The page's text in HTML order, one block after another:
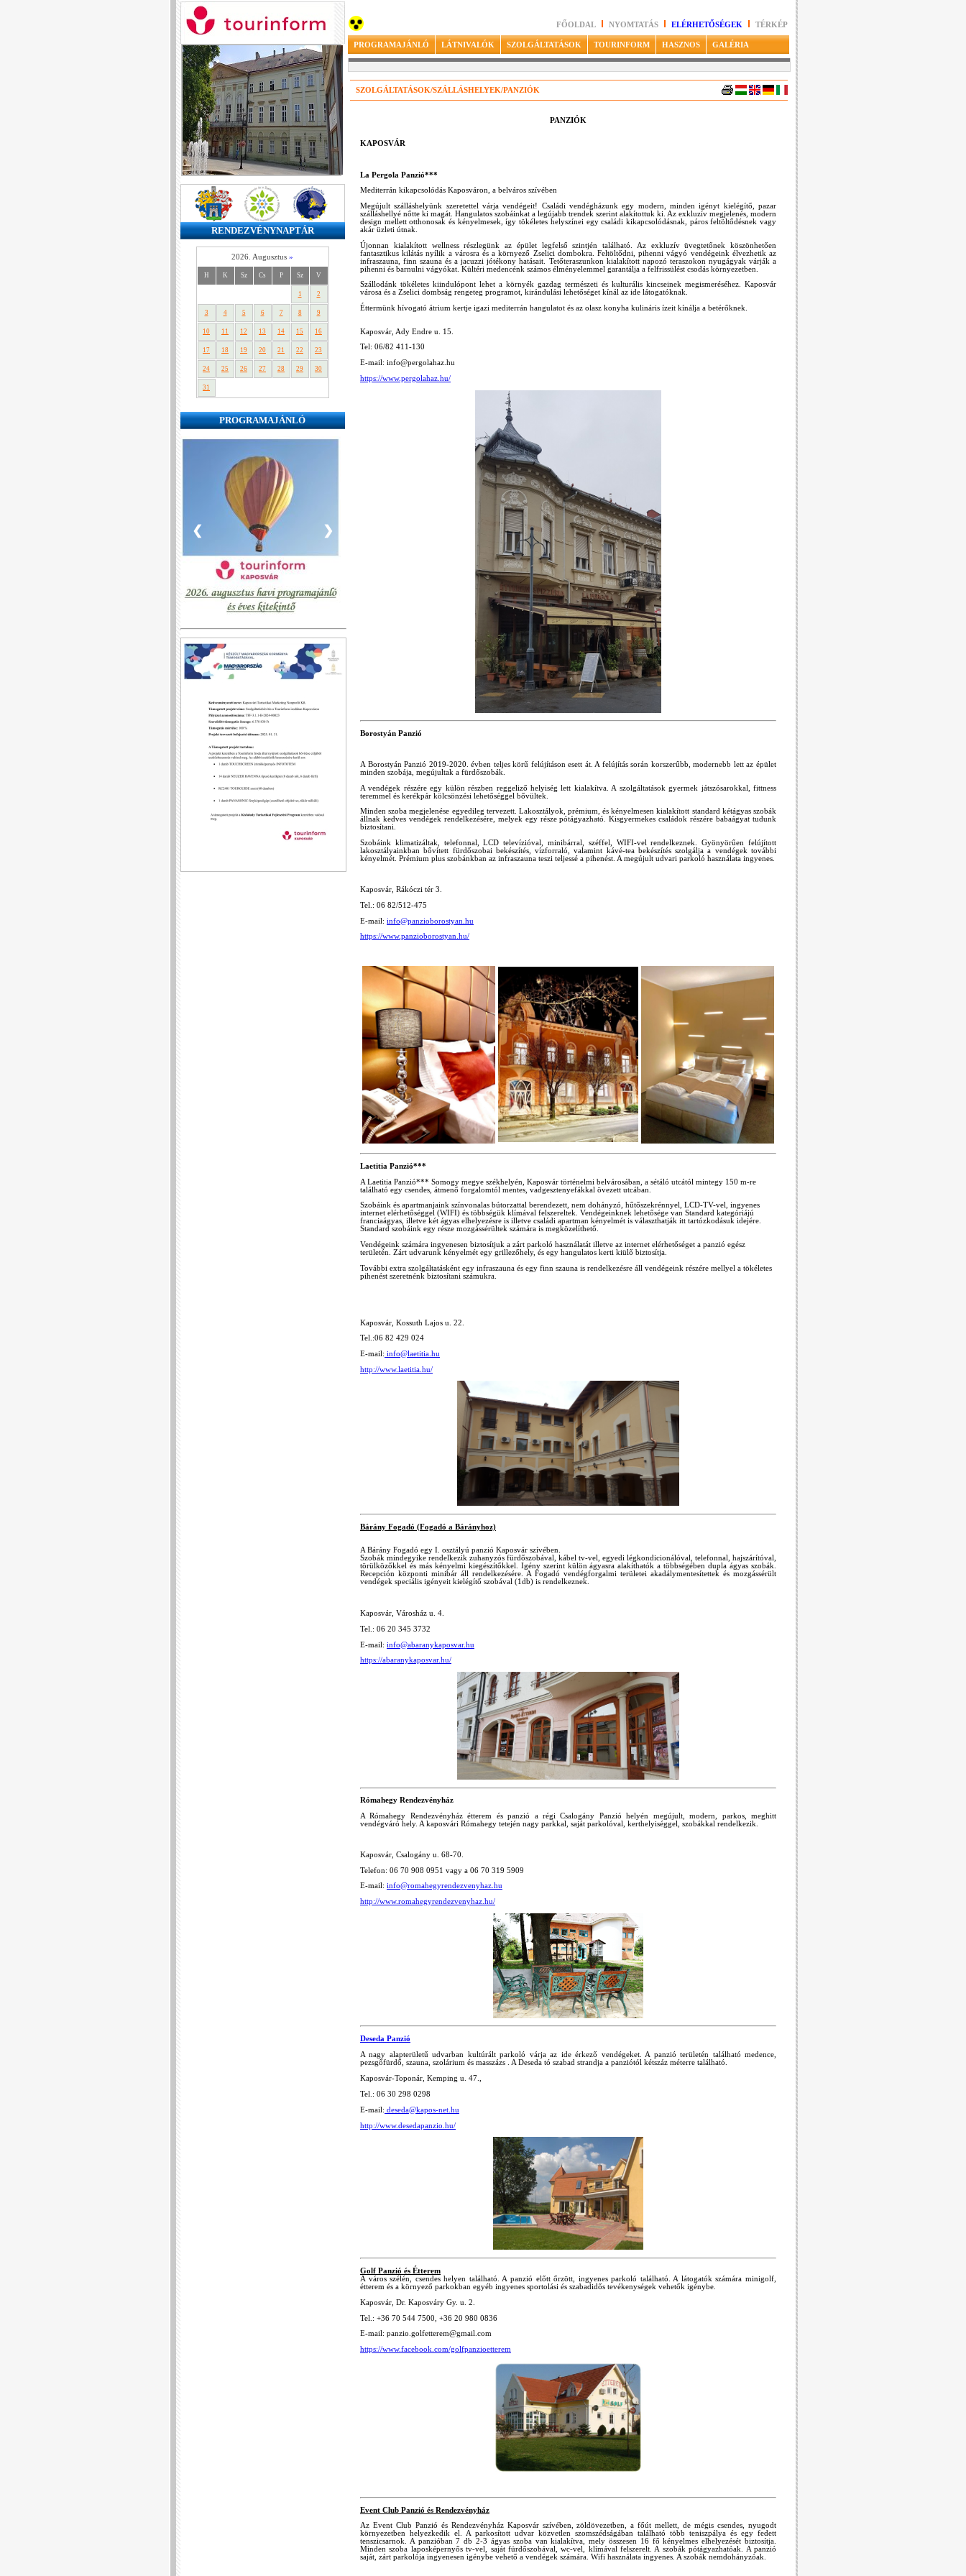
RENDEZVÉNYNAPTÁR
2026. Augusztus »
H K Sz Cs P Sz V
1 2
3 4 5 6 7 8 9
10 11 12 13 14 15 16
17 18 19 20 21 22 23
24 25 26 27 28 29 30
31
PROGRAMAJÁNLÓ
❮ ❯
FŐOLDAL NYOMTATÁS ELÉRHETŐSÉGEK TÉRKÉP
PROGRAMAJÁNLÓ LÁTNIVALÓK SZOLGÁLTATÁSOK TOURINFORM HASZNOS GALÉRIA
SZOLGÁLTATÁSOK/SZÁLLÁSHELYEK/PANZIÓK
PANZIÓK
KAPOSVÁR
La Pergola Panzió***
Mediterrán kikapcsolódás Kaposváron, a belváros szívében
Megújult szálláshelyünk szeretettel várja vendégeit! Családi vendégházunk egy modern, minden igényt kielégítő, pazar
szálláshellyé nőtte ki magát. Hangulatos szobáinkat a legújabb trendek szerint alakítottuk ki. Az exkluzív megjelenés, modern
design mellett otthonosak és kényelmesek, így tökéletes helyszínei egy családi kikapcsolódásnak, páros feltöltődésnek vagy
akár üzleti útnak.
Újonnan kialakított wellness részlegünk az épület legfelső szintjén található. Az exkluzív üvegtetőnek köszönhetően
fantasztikus kilátás nyílik a városra és a környező Zselici dombokra. Feltöltődni, pihenni vágyó vendégeink élvezhetik az
infraszauna, finn szauna és a jacuzzi jótékony hatásait. Tetőteraszunkon kialakított napozó teraszokon nyugágyak várják a
pihenni és barnulni vágyókat. Kültéri medencénk számos élményelemmel garantálja a felfrissülést csodás környezetben.
Szállodánk tökéletes kiindulópont lehet a környék gazdag természeti és kulturális kincseinek megismeréséhez. Kaposvár
városa és a Zselici dombság rengeteg programot, kirándulási lehetőséget kínál az ide látogatóknak.
Éttermünk hívogató átrium kertje igazi mediterrán hangulatot és az olasz konyha kulináris ízeit kínálja a betérőknek.
Kaposvár, Ady Endre u. 15.
Tel: 06/82 411-130
E-mail: info@pergolahaz.hu
https://www.pergolahaz.hu/
Borostyán Panzió
A Borostyán Panzió 2019-2020. évben teljes körű felújításon esett át. A felújítás során korszerűbb, modernebb lett az épület
minden szobája, megújultak a fürdőszobák.
A vendégek részére egy külön részben reggeliző helyiség lett kialakítva. A szolgáltatások gyermek játszósarokkal, fittness
teremmel és kerékpár kölcsönzési lehetőséggel bővültek.
Minden szoba megjelenése egyedileg tervezett. Lakosztályok, prémium, és kényelmesen kialakított standard kétágyas szobák
állnak kedves vendégek rendelkezésére, melyek egy része pótágyazható. Kisgyermekes családok részére babaágyat tudunk
biztosítani.
Szobáink klimatizáltak, telefonnal, LCD televízióval, minibárral, széffel, WIFI-vel rendelkeznek. Gyönyörűen felújított
lakosztályainkban bővített fürdőszobai bekészítés, vízforraló, valamint kávé-tea bekészítés szolgálja a vendégek további
kényelmét. Prémium plus szobánkban az infraszauna teszi teljessé a pihenést. A megújult udvari parkoló használata ingyenes.
Kaposvár, Rákóczi tér 3.
Tel.: 06 82/512-475
E-mail: info@panzioborostyan.hu
https://www.panzioborostyan.hu/
Laetitia Panzió***
A Laetitia Panzió*** Somogy megye székhelyén, Kaposvár történelmi belvárosában, a sétáló utcától mintegy 150 m-re
található egy csendes, átmenő forgalomtól mentes, vadgesztenyefákkal övezett utcában.
Szobáink és apartmanjaink színvonalas bútorzattal berendezett, nem dohányzó, hűtőszekrénnyel, LCD-TV-vel, ingyenes
internet elérhetőséggel (WIFI) és többségük klímával felszereltek. Vendégeinknek lehetősége van Standard kategóriájú
franciaágyas, illetve két ágyas elhelyezésre is illetve családi apartman kényelmét is választhatják itt tartózkodásuk idejére.
Standard szobáink egy része mozgássérültek számára is megközelíthető.
Vendégeink számára ingyenesen biztosítjuk a zárt parkoló használatát illetve az internet elérhetőséget a panzió egész
területén. Zárt udvarunk kényelmét egy grillezőhely, és egy hangulatos kerti kiülő biztosítja.
További extra szolgáltatásként egy infraszauna és egy finn szauna is rendelkezésre áll vendégeink részére mellyel a tökéletes
pihenést szeretnénk biztosítani számukra.
Kaposvár, Kossuth Lajos u. 22.
Tel.:06 82 429 024
E-mail: info@laetitia.hu
http://www.laetitia.hu/
Bárány Fogadó (Fogadó a Bárányhoz)
A Bárány Fogadó egy I. osztályú panzió Kaposvár szívében.
Szobák mindegyike rendelkezik zuhanyzós fürdőszobával, kábel tv-vel, egyedi légkondicionálóval, telefonnal, hajszárítóval,
törülközőkkel és más kényelmi kiegészítőkkel. Igény szerint külön ágyasra alakíthatók a többségében dupla ágyas szobák.
Recepción központi minibár áll rendelkezésére. A Fogadó vendégforgalmi területei akadálymentesítettek és mozgássérült
vendégek speciális igényeit kielégítő szobával (1db) is rendelkeznek.
Kaposvár, Városház u. 4.
Tel.: 06 20 345 3732
E-mail: info@abaranykaposvar.hu
https://abaranykaposvar.hu/
Rómahegy Rendezvényház
A Rómahegy Rendezvényház étterem és panzió a régi Csalogány Panzió helyén megújult, modern, parkos, meghitt
vendégváró hely. A kaposvári Rómahegy tetején nagy parkkal, saját parkolóval, kerthelyiséggel, szobákkal rendelkezik.
Kaposvár, Csalogány u. 68-70.
Telefon: 06 70 908 0951 vagy a 06 70 319 5909
E-mail: info@romahegyrendezvenyhaz.hu
http://www.romahegyrendezvenyhaz.hu/
Deseda Panzió
A nagy alapterületű udvarban kultúrált parkoló várja az ide érkező vendégeket. A panzió területén található medence,
pezsgőfürdő, szauna, szolárium és masszázs . A Deseda tó szabad strandja a panziótól kétszáz méterre található.
Kaposvár-Toponár, Kemping u. 47.,
Tel.: 06 30 298 0298
E-mail: deseda@kapos-net.hu
http://www.desedapanzio.hu/
Golf Panzió és Étterem
A város szélén, csendes helyen található. A panzió előtt őrzött, ingyenes parkoló található. A látogatók számára minigolf,
étterem és a környező parkokban egyéb ingyenes sportolási és szabadidős tevékenységek vehetők igénybe.
Kaposvár, Dr. Kaposváry Gy. u. 2.
Tel.: +36 70 544 7500, +36 20 980 0836
E-mail: panzio.golfetterem@gmail.com
https://www.facebook.com/golfpanzioetterem
Event Club Panzió és Rendezvényház
Az Event Club Panzió és Rendezvényház Kaposvár szívében, zöldövezetben, a főút mellett, de mégis csendes, nyugodt
környezetben helyezkedik el. A parkosított udvar közvetlen szomszédságában található több teniszpálya és egy fedett
tenszicsarnok. A panzióban 7 db 2-3 ágyas szoba van kialakítva, mely összesen 16 fő kényelmes elhelyezését biztosítja.
Minden szoba laposképernyős tv-vel, saját fürdőszobával, wc-vel, klímával felszerelt. A szobák pótágyazhatóak. A panzió
saját, zárt parkolója ingyenesen igénybe vehető a vendégek számára. Wifi használata ingyenes. A szobák nemdohányzóak.